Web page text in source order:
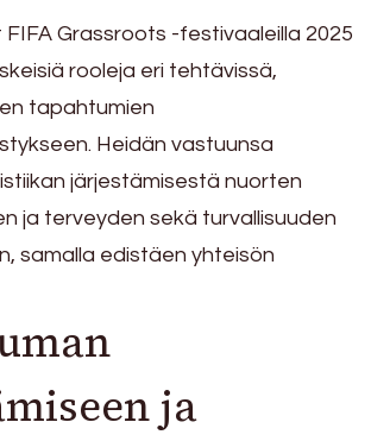
Grassroots -festivaaleilla 2025
rooleja eri tehtävissä,
tapahtumien
Heidän vastuunsa
järjestämisestä nuorten
ja terveyden sekä turvallisuuden
samalla edistäen yhteisön
ja